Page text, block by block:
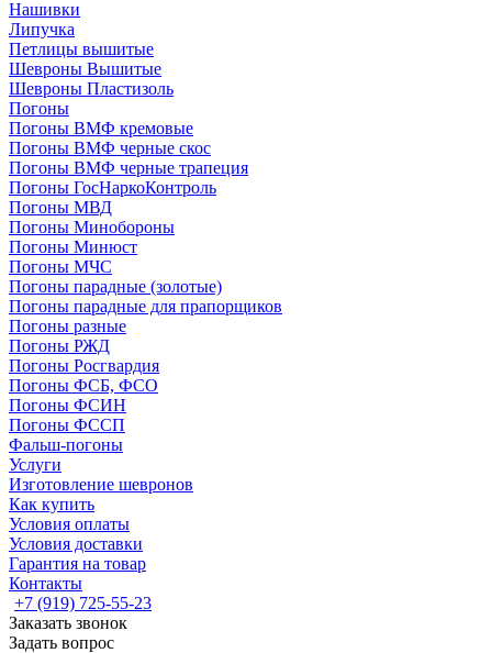
Нашивки
Липучка
Петлицы вышитые
Шевроны Вышитые
Шевроны Пластизоль
Погоны
Погоны ВМФ кремовые
Погоны ВМФ черные скос
Погоны ВМФ черные трапеция
Погоны ГосНаркоКонтроль
Погоны МВД
Погоны Минобороны
Погоны Минюст
Погоны МЧС
Погоны парадные (золотые)
Погоны парадные для прапорщиков
Погоны разные
Погоны РЖД
Погоны Росгвардия
Погоны ФСБ, ФСО
Погоны ФСИН
Погоны ФССП
Фальш-погоны
Услуги
Изготовление шевронов
Как купить
Условия оплаты
Условия доставки
Гарантия на товар
Контакты
+7 (919) 725-55-23
Заказать звонок
Задать вопрос